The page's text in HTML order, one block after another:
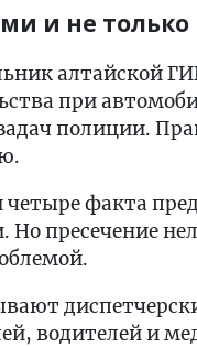
и не только
алтайской
при
полиции.
факта
Но пресечение
водителей и